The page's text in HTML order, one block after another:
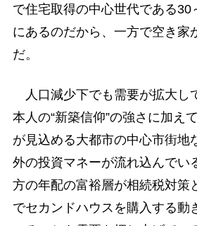
で住宅取得の中心世代である30
にあるのだから、一方で空き家
だ。
人口減少下でも需要が拡大し
本人の“新築信仰”の強さに加え
が見込める大都市の中心市街地
外の投資マネーが流れ込んでい
方の年配の富裕層が相続税対策
でセカンドハウスを購入する動